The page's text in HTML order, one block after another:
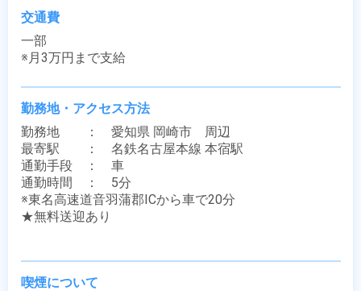
交通費
一部
※月3万円まで支給
勤務地・アクセス方法
勤務地　　：　愛知県 岡崎市　周辺
最寄駅　　：　名鉄名古屋本線 本宿駅
通勤手段　：　車
通勤時間　：　5分
※東名高速道音羽蒲郡ICから車で20分
★無料送迎あり
喫煙について